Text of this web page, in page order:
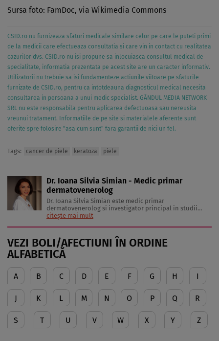
Sursa foto: FamDoc, via Wikimedia Commons
CSID.ro nu furnizeaza sfaturi medicale similare celor pe care le puteti primi
de la medicii care efectueaza consultatia si care vin in contact cu realitatea
cazurilor dvs. CSID.ro nu isi propune sa inlocuiasca consultul medical de
specialitate, informatia prezentata pe acest site are un caracter informativ.
Utilizatorii nu trebuie sa isi fundamenteze actiunile viitoare pe sfaturile
furnizate de CSID.ro, pentru ca intotdeauna diagnosticul medical necesita
consultarea in persoana a unui medic specialist. GÂNDUL MEDIA NETWORK
SRL nu este responsabila pentru aplicarea defectuoasa sau nereusita
vreunui tratament. Informatiile de pe site si materialele aferente sunt
oferite spre folosire "asa cum sunt" fara garantii de nici un fel.
Tags: cancer de piele keratoza piele
Dr. Ioana Silvia Simian - Medic primar
dermatovenerolog
Dr. Ioana Silvia Simian este medic primar
dermatovenerolog si investigator principal in studii
clinice desfasurate in domeniul produselor cosmetice si
Carol Davila, Dr. Ioana Silvia Simian si-a continuat
pregatirea in rezidentiat in cadrul Clinicii ...
citește mai mult
VEZI BOLI/AFECTIUNI ÎN ORDINE
ALFABETICĂ
A B C D E F G H I
J K L M N O P Q R
S T U V W X Y Z